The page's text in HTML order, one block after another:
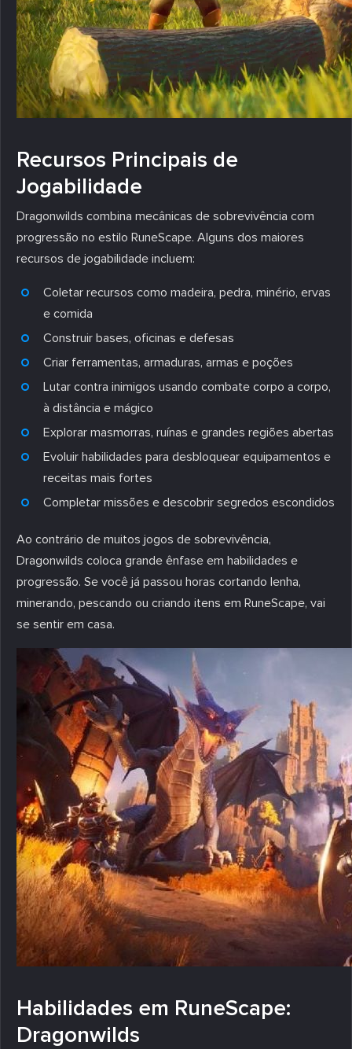
Recursos Principais de
Jogabilidade
Dragonwilds combina mecânicas de sobrevivência com
progressão no estilo RuneScape. Alguns dos maiores
recursos de jogabilidade incluem:
Coletar recursos como madeira, pedra, minério, ervas
e comida
Construir bases, oficinas e defesas
Criar ferramentas, armaduras, armas e poções
Lutar contra inimigos usando combate corpo a corpo,
à distância e mágico
Explorar masmorras, ruínas e grandes regiões abertas
Evoluir habilidades para desbloquear equipamentos e
receitas mais fortes
Completar missões e descobrir segredos escondidos
Ao contrário de muitos jogos de sobrevivência,
Dragonwilds coloca grande ênfase em habilidades e
progressão. Se você já passou horas cortando lenha,
minerando, pescando ou criando itens em RuneScape, vai
se sentir em casa.
Habilidades em RuneScape:
Dragonwilds